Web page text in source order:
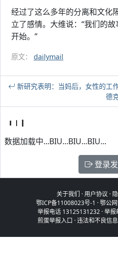
经过了这么多年的分离和文化
立了感情。大维说：“我们的
开始。”
原文： dailymail
新研究表明：当妈后，女性的工
德
数据加载中...BIU...BIU...BIU...
登录
关于我们 ·用户协议 ·
鄂ICP备11008023号-1 ·鄂公
举报电话 13125131232 · 举
煎蛋举报入口 ·违法和不良信